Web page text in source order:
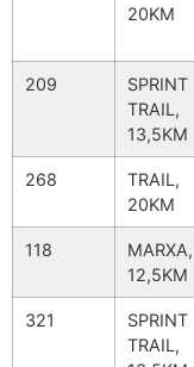
20KM
209
SPRINT
TRAIL,
13,5KM
268
TRAIL,
20KM
118
MARXA,
12,5KM
321
SPRINT
TRAIL,